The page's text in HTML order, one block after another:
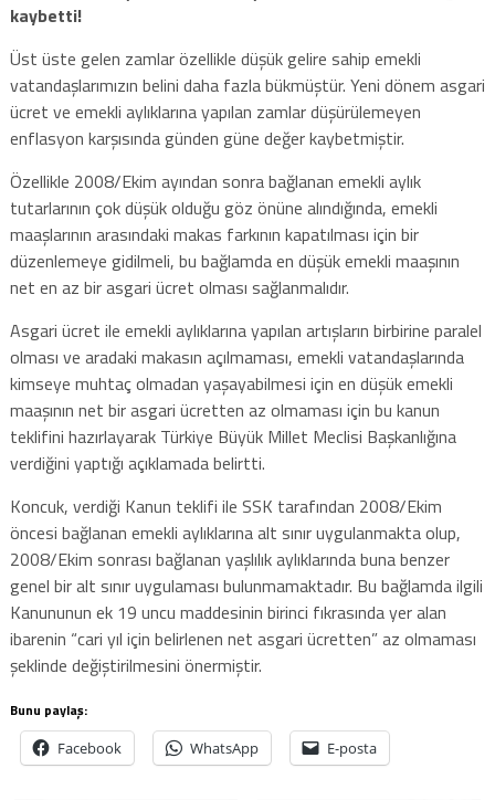
kaybetti!
Üst üste gelen zamlar özellikle düşük gelire sahip emekli
vatandaşlarımızın belini daha fazla bükmüştür. Yeni dönem asgari
ücret ve emekli aylıklarına yapılan zamlar düşürülemeyen
enflasyon karşısında günden güne değer kaybetmiştir.
Özellikle 2008/Ekim ayından sonra bağlanan emekli aylık
tutarlarının çok düşük olduğu göz önüne alındığında, emekli
maaşlarının arasındaki makas farkının kapatılması için bir
düzenlemeye gidilmeli, bu bağlamda en düşük emekli maaşının
net en az bir asgari ücret olması sağlanmalıdır.
Asgari ücret ile emekli aylıklarına yapılan artışların birbirine paralel
olması ve aradaki makasın açılmaması, emekli vatandaşlarında
kimseye muhtaç olmadan yaşayabilmesi için en düşük emekli
maaşının net bir asgari ücretten az olmaması için bu kanun
teklifini hazırlayarak Türkiye Büyük Millet Meclisi Başkanlığına
verdiğini yaptığı açıklamada belirtti.
Koncuk, verdiği Kanun teklifi ile SSK tarafından 2008/Ekim
öncesi bağlanan emekli aylıklarına alt sınır uygulanmakta olup,
2008/Ekim sonrası bağlanan yaşlılık aylıklarında buna benzer
genel bir alt sınır uygulaması bulunmamaktadır. Bu bağlamda ilgili
Kanununun ek 19 uncu maddesinin birinci fıkrasında yer alan
ibarenin “cari yıl için belirlenen net asgari ücretten” az olmaması
şeklinde değiştirilmesini önermiştir.
Bunu paylaş:
Facebook WhatsApp E-posta